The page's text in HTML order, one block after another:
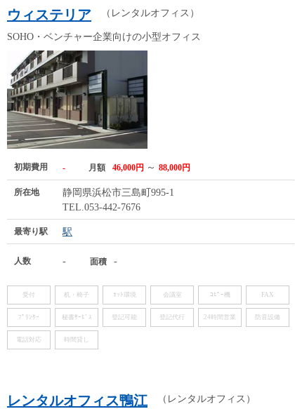
ウィステリア （レンタルオフィス）
SOHO・ベンチャー企業向けの小型オフィス
初期費用 - 月額 46,000円 ～ 88,000円
所在地
静岡県浜松市三島町995-1
TEL.053-442-7676
最寄り駅 駅
人数 - 面積 -
受付 机・椅子 ﾈｯﾄ環境 会議室 ｺﾋﾟｰ機 FAX
ﾌﾟﾘﾝﾀｰ 秘書ｻｰﾋﾞｽ 登記可能 登記代行 24時間営業 防音設備
電話対応 時間貸し
レンタルオフィス鴨江 （レンタルオフィス）